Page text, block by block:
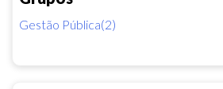
Gestão Pública(2)